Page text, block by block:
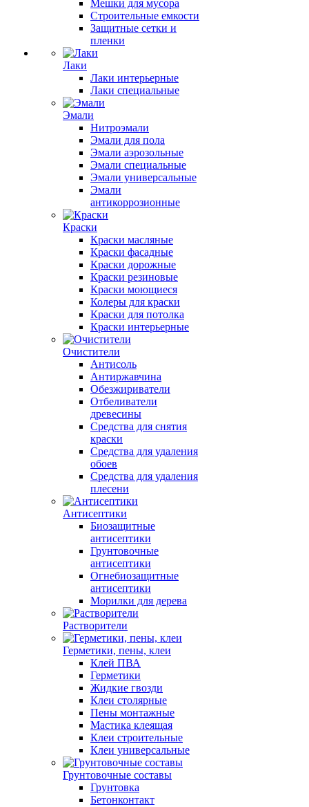
Мешки для мусора
Строительные емкости
Защитные сетки и
пленки
Лаки
Лаки интерьерные
Лаки специальные
Эмали
Нитроэмали
Эмали для пола
Эмали аэрозольные
Эмали специальные
Эмали универсальные
Эмали
антикоррозионные
Краски
Краски масляные
Краски фасадные
Краски дорожные
Краски резиновые
Краски моющиеся
Колеры для краски
Краски для потолка
Краски интерьерные
Очистители
Антисоль
Антиржавчина
Обезжириватели
Отбеливатели
древесины
Средства для снятия
краски
Средства для удаления
обоев
Средства для удаления
плесени
Антисептики
Биозащитные
антисептики
Грунтовочные
антисептики
Огнебиозащитные
антисептики
Морилки для дерева
Растворители
Герметики, пены, клеи
Клей ПВА
Герметики
Жидкие гвозди
Клеи столярные
Пены монтажные
Мастика клеящая
Клеи строительные
Клеи универсальные
Грунтовочные составы
Грунтовка
Бетонконтакт